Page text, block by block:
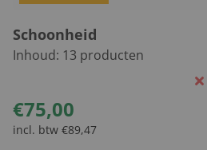
Schoonheid
Inhoud: 13 producten
€75,00
incl. btw €89,47